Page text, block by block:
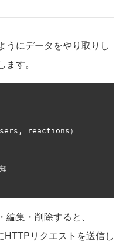
にデータをやり取りし
す。
, reactions ）
集・削除すると、
リクエストを送信し